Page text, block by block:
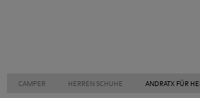
CAMPER HERREN SCHUHE ANDRATX FÜR